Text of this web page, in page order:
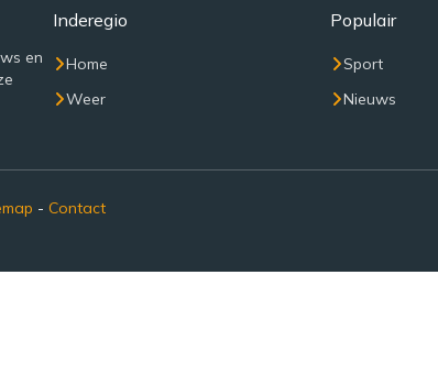
en
Inderegio
Home
Weer
Populair
Sport
Nieuws
- Contact